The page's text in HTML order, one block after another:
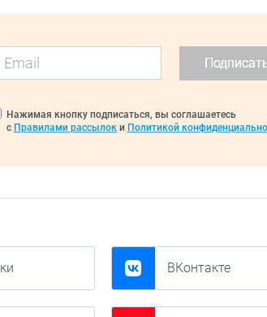
Нажимая кнопку подписаться, вы соглашаетесь
с Правилами рассылок и Политикой
ВКонтакте